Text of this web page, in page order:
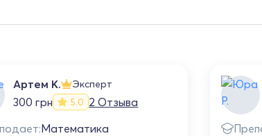
Артем К. Эксперт
300 грн 5.0 2 Отзыва
Математика